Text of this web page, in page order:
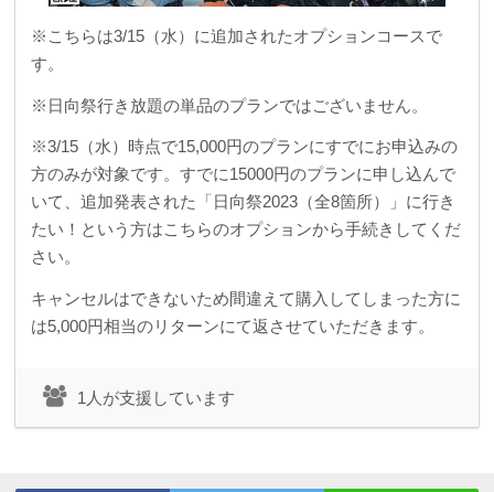
※こちらは3/15（水）に追加されたオプションコースで
す。
※日向祭行き放題の単品のプランではございません。
※3/15（水）時点で15,000円のプランにすでにお申込みの
方のみが対象です。 すでに15000円のプランに申し込んで
いて、追加発表された「日向祭2023（全8箇所）」に行き
たい！という方はこちらのオプションから手続きしてくだ
さい。
キャンセルはできないため間違えて購入してしまった方に
は5,000円相当のリターンにて返させていただきます。
1人が支援しています